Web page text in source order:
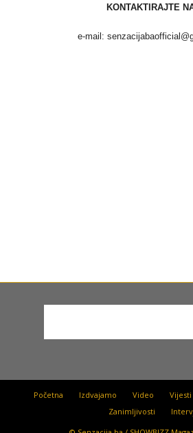
KONTAKTIRAJTE
e-mail:
Početna Izdvajamo Video Vijesti
Zanimljivosti